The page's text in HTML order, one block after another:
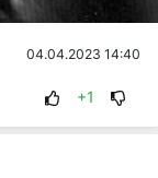
04.04.2023 14:40
+1